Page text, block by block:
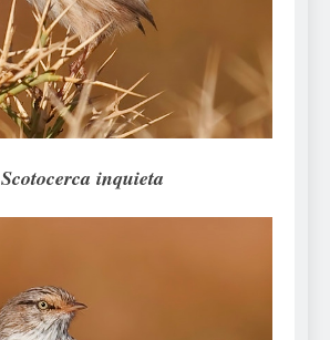
Can Bulldogs Play Fetch?
And How to Train Them!
7 Năm Ago
How Often Do I Need to
Groom My Bulldog
7 Năm Ago
Scotocerca inquieta